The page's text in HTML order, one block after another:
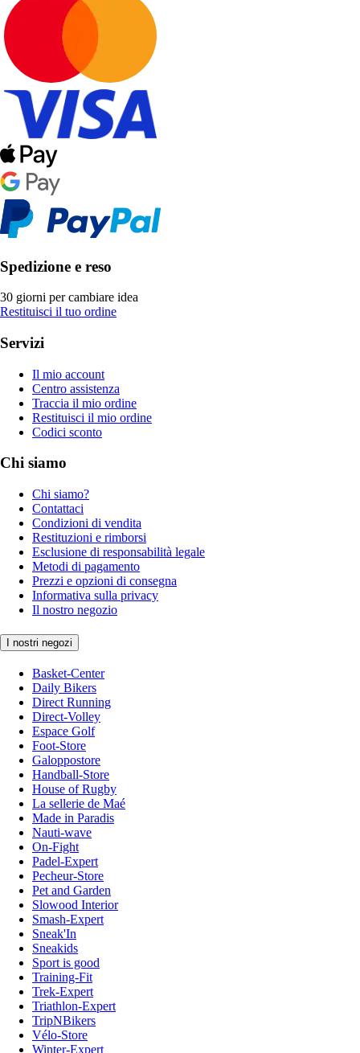
Spedizione e reso
30 giorni per cambiare idea
Restituisci il tuo ordine
Servizi
Il mio account
Centro assistenza
Traccia il mio ordine
Restituisci il mio ordine
Codici sconto
Chi siamo
Chi siamo?
Contattaci
Condizioni di vendita
Restituzioni e rimborsi
Esclusione di responsabilità legale
Metodi di pagamento
Prezzi e opzioni di consegna
Informativa sulla privacy
Il nostro negozio
I nostri negozi
Basket-Center
Daily Bikers
Direct Running
Direct-Volley
Espace Golf
Foot-Store
Galoppostore
Handball-Store
House of Rugby
La sellerie de Maé
Made in Paradis
Nauti-wave
On-Fight
Padel-Expert
Pecheur-Store
Pet and Garden
Slowood Interior
Smash-Expert
Sneak'In
Sneakids
Sport is good
Training-Fit
Trek-Expert
Triathlon-Expert
TripNBikers
Vélo-Store
Winter-Expert